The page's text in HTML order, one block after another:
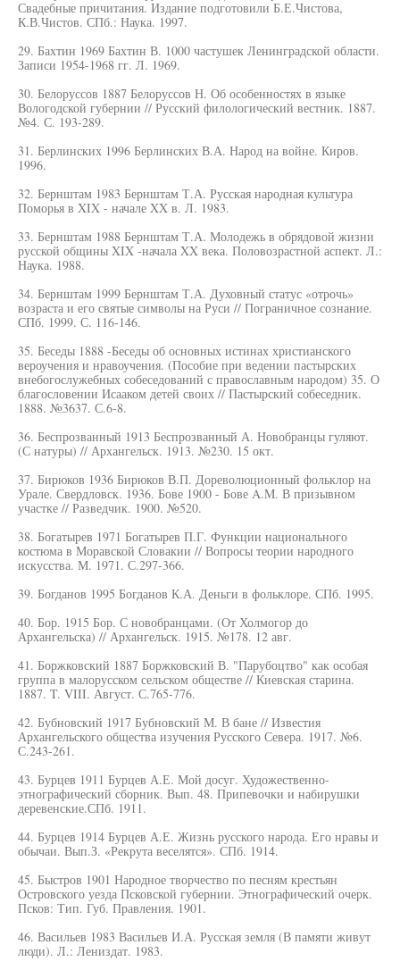
Свадебные причитания. Издание подготовили Б.Е.Чистова,
К.В.Чистов. СПб.: Наука. 1997.
29. Бахтин 1969 Бахтин В. 1000 частушек Ленинградской области.
Записи 1954-1968 гг. Л. 1969.
30. Белоруссов 1887 Белоруссов Н. Об особенностях в языке
Вологодской губернии // Русский филологический вестник. 1887.
№4. С. 193-289.
31. Берлинских 1996 Берлинских В.А. Народ на войне. Киров.
1996.
32. Бернштам 1983 Бернштам Т.А. Русская народная культура
Поморья в XIX - начале XX в. Л. 1983.
33. Бернштам 1988 Бернштам Т.А. Молодежь в обрядовой жизни
русской общины XIX -начала XX века. Половозрастной аспект. Л.:
Наука. 1988.
34. Бернштам 1999 Бернштам Т.А. Духовный статус «отрочь»
возраста и его святые символы на Руси // Пограничное сознание.
СПб. 1999. С. 116-146.
35. Беседы 1888 -Беседы об основных истинах христианского
вероучения и нравоучения. (Пособие при ведении пастырских
внебогослужебных собеседований с православным народом) 35. О
благословении Исааком детей своих // Пастырский собеседник.
1888. №3637. С.6-8.
36. Беспрозванный 1913 Беспрозванный А. Новобранцы гуляют.
(С натуры) // Архангельск. 1913. №230. 15 окт.
37. Бирюков 1936 Бирюков В.П. Дореволюционный фольклор на
Урале. Свердловск. 1936. Бове 1900 - Бове A.M. В призывном
участке // Разведчик. 1900. №520.
38. Богатырев 1971 Богатырев П.Г. Функции национального
костюма в Моравской Словакии // Вопросы теории народного
искусства. М. 1971. С.297-366.
39. Богданов 1995 Богданов К.А. Деньги в фольклоре. СПб. 1995.
40. Бор. 1915 Бор. С новобранцами. (От Холмогор до
Архангельска) // Архангельск. 1915. №178. 12 авг.
41. Боржковский 1887 Боржковский В. "Парубоцтво" как особая
группа в малорусском сельском обществе // Киевская старина.
1887. T. VIII. Август. С.765-776.
42. Бубновский 1917 Бубновский М. В бане // Известия
Архангельского общества изучения Русского Севера. 1917. №6.
С.243-261.
43. Бурцев 1911 Бурцев А.Е. Мой досуг. Художественно-
этнографический сборник. Вып. 48. Припевочки и набирушки
деревенские.СПб. 1911.
44. Бурцев 1914 Бурцев А.Е. Жизнь русского народа. Его нравы и
обычаи. Вып.З. «Рекрута веселятся». СПб. 1914.
45. Быстров 1901 Народное творчество по песням крестьян
Островского уезда Псковской губернии. Этнографический очерк.
Псков: Тип. Губ. Правления. 1901.
46. Васильев 1983 Васильев И.А. Русская земля (В памяти живут
люди). Л.: Лениздат. 1983.